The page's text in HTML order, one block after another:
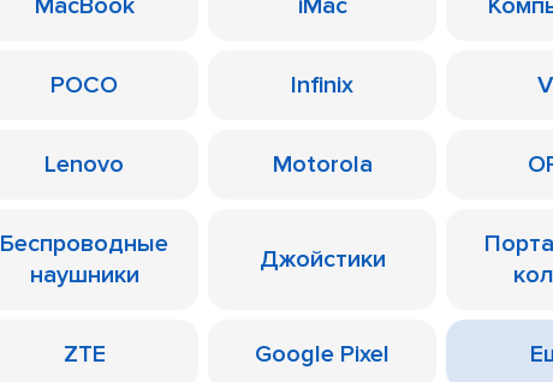
MacBook iMac
POCO Infinix
Lenovo Motorola
Беспроводные
наушники
Джойстики
ZTE Google Pixel